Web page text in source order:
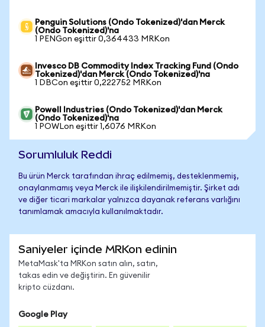
Penguin Solutions (Ondo Tokenized)'dan Merck
(Ondo Tokenized)'na
1 PENGon eşittir 0,364433 MRKon
Invesco DB Commodity Index Tracking Fund (Ondo
Tokenized)'dan Merck (Ondo Tokenized)'na
1 DBCon eşittir 0,222752 MRKon
Powell Industries (Ondo Tokenized)'dan Merck
(Ondo Tokenized)'na
1 POWLon eşittir 1,6076 MRKon
Sorumluluk Reddi
Bu ürün Merck tarafından ihraç edilmemiş, desteklenmemiş,
onaylanmamış veya Merck ile ilişkilendirilmemiştir. Şirket adı
ve diğer ticari markalar yalnızca dayanak referans varlığını
tanımlamak amacıyla kullanılmaktadır.
Saniyeler içinde MRKon edinin
MetaMask'ta MRKon satın alın, satın,
takas edin ve değiştirin. En güvenilir
kripto cüzdanı.
Google Play